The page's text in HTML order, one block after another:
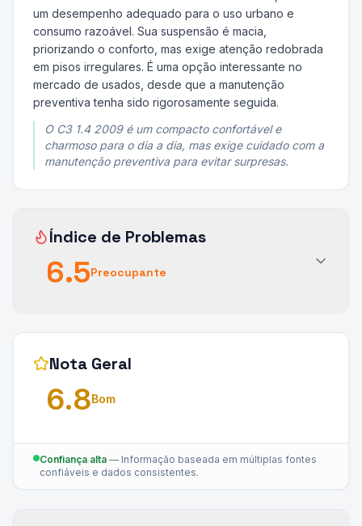
um desempenho adequado para o uso urbano e
consumo razoável. Sua suspensão é macia,
priorizando o conforto, mas exige atenção redobrada
em pisos irregulares. É uma opção interessante no
mercado de usados, desde que a manutenção
preventiva tenha sido rigorosamente seguida.
O C3 1.4 2009 é um compacto confortável e
charmoso para o dia a dia, mas exige cuidado com a
manutenção preventiva para evitar surpresas.
Índice de Problemas
6.5Preocupante
Nota Geral
6.8Bom
Confiança alta — Informação baseada em múltiplas fontes
confiáveis e dados consistentes.